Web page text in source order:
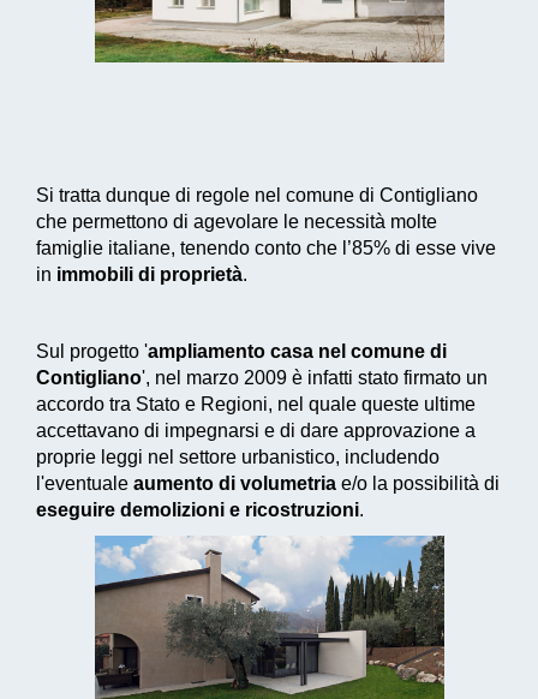
Si tratta dunque di regole nel comune di Contigliano
che permettono di agevolare le necessità molte
famiglie italiane, tenendo conto che l’85% di esse vive
in immobili di proprietà.
Sul progetto 'ampliamento casa nel comune di
Contigliano', nel marzo 2009 è infatti stato firmato un
accordo tra Stato e Regioni, nel quale queste ultime
accettavano di impegnarsi e di dare approvazione a
proprie leggi nel settore urbanistico, includendo
l'eventuale aumento di volumetria e/o la possibilità di
eseguire demolizioni e ricostruzioni.